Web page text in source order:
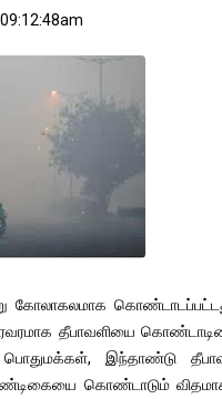
கோலாகலமாக
தீபாவளியை
இந்தாண்டு
கொண்டாடும்